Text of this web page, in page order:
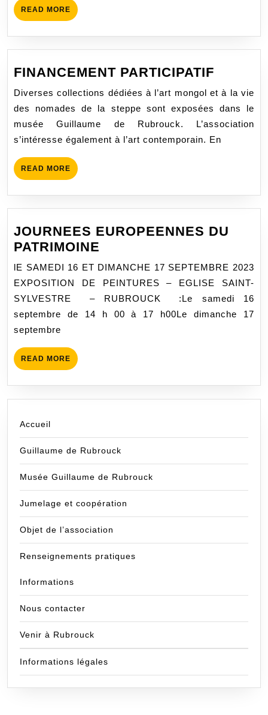
READ MORE READ
MORE
FINANCEMENT PARTICIPATIF
Diverses collections dédiées à l’art mongol et à la vie
des nomades de la steppe sont exposées dans le
musée Guillaume de Rubrouck. L’association
s’intéresse également à l’art contemporain. En
READ MORE READ
MORE
JOURNEES EUROPEENNES DU
PATRIMOINE
EUROPEENNES
DU
PATRIMOINE
lE SAMEDI 16 ET DIMANCHE 17 SEPTEMBRE 2023
EXPOSITION DE PEINTURES – EGLISE SAINT-
SYLVESTRE – RUBROUCK :Le samedi 16
septembre de 14 h 00 à 17 h00Le dimanche 17
septembre
READ MORE READ
MORE
Accueil
Guillaume de Rubrouck
Musée Guillaume de Rubrouck
Jumelage et coopération
Objet de l’association
Renseignements pratiques
Informations
Nous contacter
Venir à Rubrouck
Informations légales